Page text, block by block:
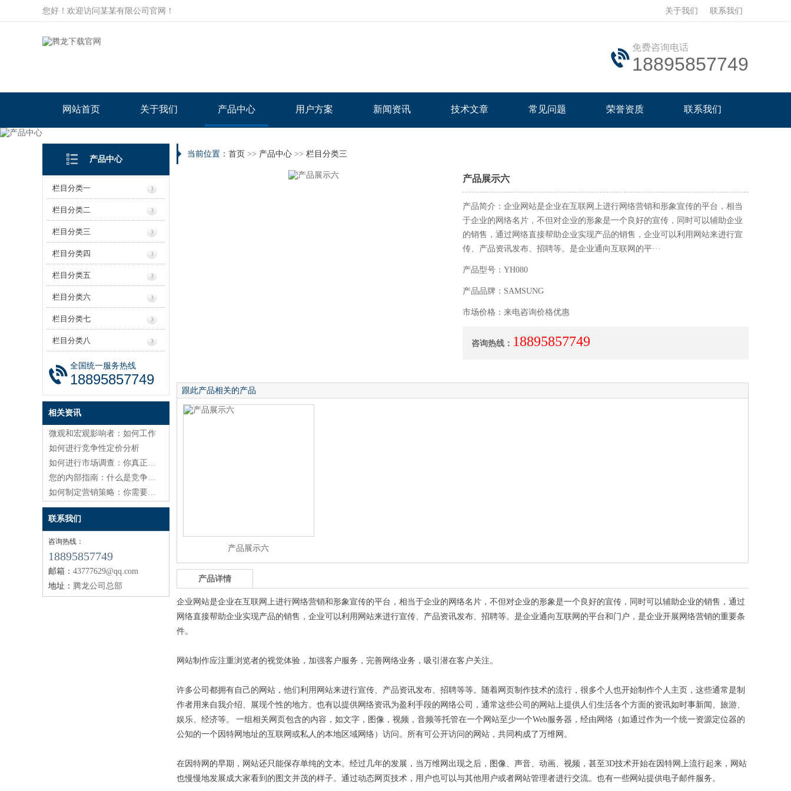
您好！欢迎访问某某有限公司官网！ 关于我们 联系我们
免费咨询电话
18895857749
网站首页 关于我们 产品中心 用户方案 新闻资讯 技术文章 常见问题 荣誉资质 联系我们
产品中心
栏目分类一
栏目分类二
栏目分类三
栏目分类四
栏目分类五
栏目分类六
栏目分类七
栏目分类八
全国统一服务热线
18895857749
相关资讯
微观和宏观影响者：如何工作
如何进行竞争性定价分析
如何进行市场调查：你真正需要知道的
您的内部指南：什么是竞争环境分析？
如何制定营销策略：你需要知道的一切
联系我们
咨询热线：
18895857749
邮箱： 43777629@qq.com
地址： 腾龙公司总部
当前位置： 首页 >> 产品中心 >> 栏目分类三
产品展示六
产品简介：企业网站是企业在互联网上进行网络营销和形象宣传的平台，相当
于企业的网络名片，不但对企业的形象是一个良好的宣传，同时可以辅助企业
的销售，通过网络直接帮助企业实现产品的销售，企业可以利用网站来进行宣
传、产品资讯发布、招聘等。是企业通向互联网的平···
产品型号：YH080
产品品牌：SAMSUNG
市场价格：来电咨询价格优惠
咨询热线： 18895857749
跟此产品相关的产品
产品展示六
产品详情
企业网站是企业在互联网上进行网络营销和形象宣传的平台，相当于企业的网络名片，不但对企业的形象是一个良好的宣传，同时可以辅助企业的销售，通过
网络直接帮助企业实现产品的销售，企业可以利用网站来进行宣传、产品资讯发布、招聘等。是企业通向互联网的平台和门户，是企业开展网络营销的重要条
件。
网站制作应注重浏览者的视觉体验，加强客户服务，完善网络业务，吸引潜在客户关注。
许多公司都拥有自己的网站，他们利用网站来进行宣传、产品资讯发布、招聘等等。随着网页制作技术的流行，很多个人也开始制作个人主页，这些通常是制
作者用来自我介绍、展现个性的地方。也有以提供网络资讯为盈利手段的网络公司，通常这些公司的网站上提供人们生活各个方面的资讯如时事新闻、旅游、
娱乐、经济等。 一组相关网页包含的内容，如文字，图像，视频，音频等托管在一个网站至少一个Web服务器，经由网络（如通过作为一个统一资源定位器的
公知的一个因特网地址的互联网或私人的本地区域网络）访问。所有可公开访问的网站，共同构成了万维网。
在因特网的早期，网站还只能保存单纯的文本。经过几年的发展，当万维网出现之后，图像、声音、动画、视频，甚至3D技术开始在因特网上流行起来，网站
也慢慢地发展成大家看到的图文并茂的样子。通过动态网页技术，用户也可以与其他用户或者网站管理者进行交流。也有一些网站提供电子邮件服务。